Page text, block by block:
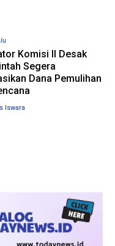
Komisi II Desak
Segera
Dana Pemulihan
Iswara